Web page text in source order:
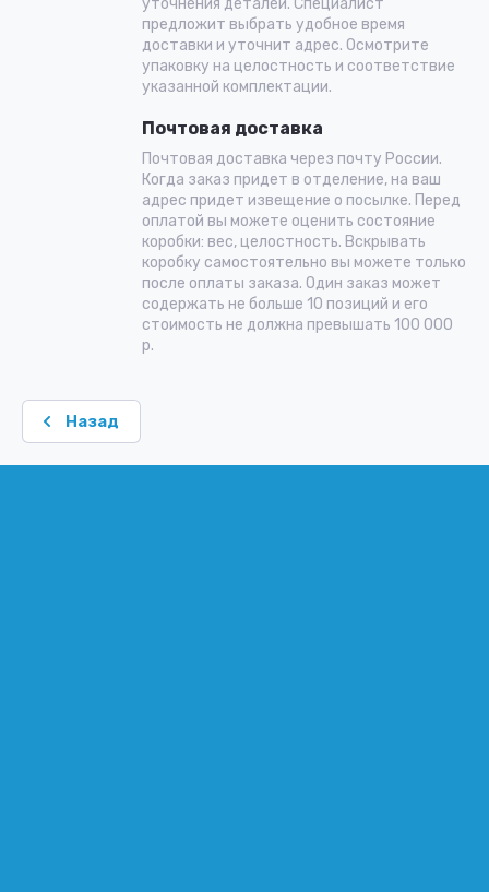
уточнения деталей. Специалист
предложит выбрать удобное время
доставки и уточнит адрес. Осмотрите
упаковку на целостность и соответствие
указанной комплектации.
Почтовая доставка
Почтовая доставка через почту России.
Когда заказ придет в отделение, на ваш
адрес придет извещение о посылке. Перед
оплатой вы можете оценить состояние
коробки: вес, целостность. Вскрывать
коробку самостоятельно вы можете только
после оплаты заказа. Один заказ может
содержать не больше 10 позиций и его
стоимость не должна превышать 100 000
р.
Назад